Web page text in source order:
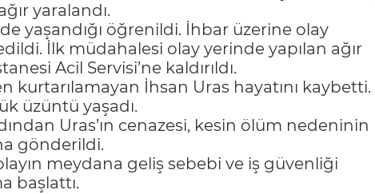
yaralandı.
yaşandığı öğrenildi. İhbar üzerine olay
İlk müdahalesi olay yerinde yapılan ağır
Acil Servisi’ne kaldırıldı.
İhsan Uras hayatını kaybetti.
üzüntü yaşadı.
Uras’ın cenazesi, kesin ölüm nedeninin
gönderildi.
meydana geliş sebebi ve iş güvenliği
başlattı.